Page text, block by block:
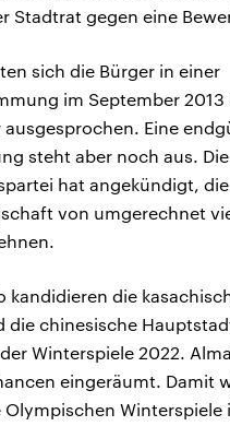
Stadtrat gegen eine
sich die Bürger in einer
im September
ausgesprochen. Eine
steht aber noch aus.
hat angekündigt,
von umgerechnet
kandidieren die
die chinesische
Winterspiele 2022.
eingeräumt. Damit
Olympischen Winterspiele